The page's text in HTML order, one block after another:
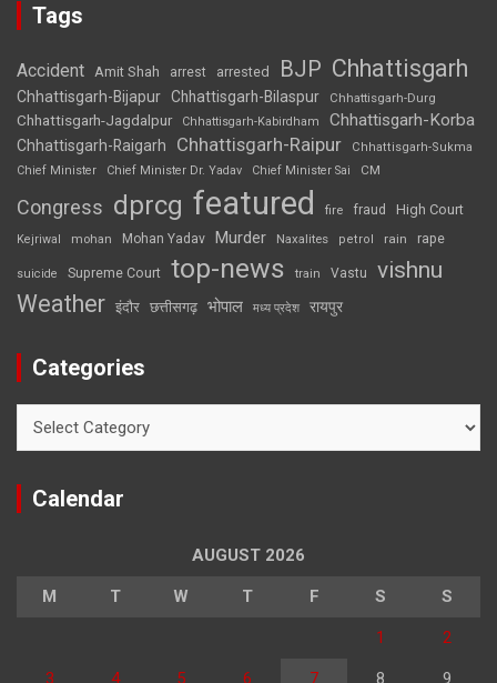
Tags
Accident Amit Shah arrest arrested BJP Chhattisgarh
Chhattisgarh-Bijapur Chhattisgarh-Bilaspur Chhattisgarh-Durg
Chhattisgarh-Jagdalpur Chhattisgarh-Kabirdham Chhattisgarh-Korba
Chhattisgarh-Raigarh Chhattisgarh-Raipur
Chhattisgarh-Sukma
Chief Minister
Chief Minister Dr. Yadav Chief Minister Sai CM
Congress dprcg featured fire fraud High Court
Kejriwal mohan Mohan Yadav Murder Naxalites petrol rain rape
suicide Supreme Court top-news train Vastu vishnu
Weather इंदौर छत्तीसगढ़ भोपाल मध्य प्रदेश रायपुर
Categories
Calendar
AUGUST 2026
M T W T F S S
1 2
3 4 5 6 7 8 9